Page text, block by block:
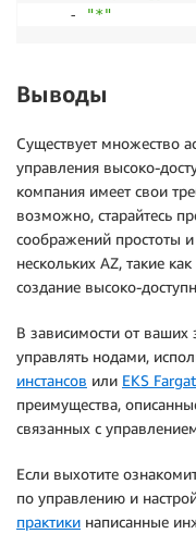
    -
"*"
Выводы
Существует множество
управления высоко-
компания имеет свои
возможно, старайтесь
соображений простоты
нескольких AZ, такие
создание высоко-
В зависимости от
управлять нодами,
инстансов или EKS
преимущества,
связанных с
Если выхотите
по управлению и
практики написанные